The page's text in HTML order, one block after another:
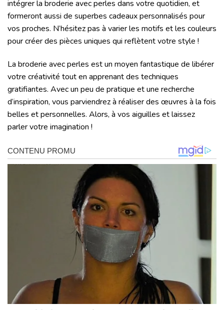
intégrer la broderie avec perles dans votre quotidien, et
formeront aussi de superbes cadeaux personnalisés pour
vos proches. N’hésitez pas à varier les motifs et les couleurs
pour créer des pièces uniques qui reflètent votre style !
La broderie avec perles est un moyen fantastique de libérer
votre créativité tout en apprenant des techniques
gratifiantes. Avec un peu de pratique et une recherche
d’inspiration, vous parviendrez à réaliser des œuvres à la fois
belles et personnelles. Alors, à vos aiguilles et laissez
parler votre imagination !